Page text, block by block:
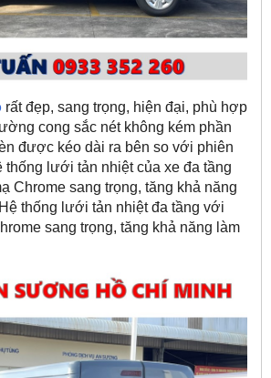
rất đẹp, sang trọng, hiện đại, phù hợp
cong sắc nét không kém phần
được kéo dài ra bên so với phiên
thống lưới tản nhiệt của xe đa tầng
Chrome sang trọng, tăng khả năng
thống lưới tản nhiệt đa tầng với
sang trọng, tăng khả năng làm